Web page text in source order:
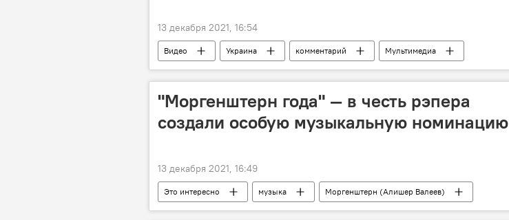
13 декабря 2021, 16:54
Видео Украина комментарий Мультимедиа
"Моргенштерн года" — в честь рэпера
создали особую музыкальную номинацию
13 декабря 2021, 16:49
Это интересно музыка Моргенштерн (Алишер Валеев)